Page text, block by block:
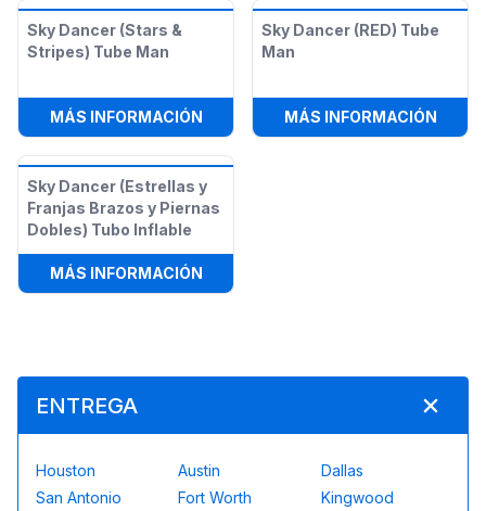
Sky Dancer (Stars &
Stripes) Tube Man
MÁS INFORMACIÓN: SKY DANCER (STARS & STRIPES)
Sky Dancer (RED) Tube
Man
MÁS INFORMACIÓN:
Sky Dancer (Estrellas y
Franjas Brazos y Piernas
Dobles) Tubo Inflable
MÁS INFORMACIÓN:
ENTREGA
Houston Austin
Dallas
San Antonio
Fort Worth
Kingwood